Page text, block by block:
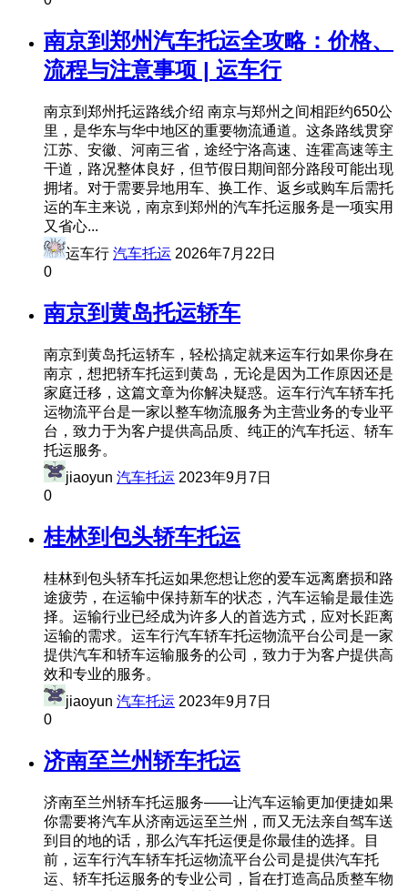
南京到郑州汽车托运全攻略：价格、
流程与注意事项 | 运车行
南京到郑州托运路线介绍 南京与郑州之间相距约650公
里，是华东与华中地区的重要物流通道。这条路线贯穿
江苏、安徽、河南三省，途经宁洛高速、连霍高速等主
干道，路况整体良好，但节假日期间部分路段可能出现
拥堵。对于需要异地用车、换工作、返乡或购车后需托
运的车主来说，南京到郑州的汽车托运服务是一项实用
又省心...
运车行 汽车托运 2026年7月22日
0
南京到黄岛托运轿车
南京到黄岛托运轿车，轻松搞定就来运车行如果你身在
南京，想把轿车托运到黄岛，无论是因为工作原因还是
家庭迁移，这篇文章为你解决疑惑。运车行汽车轿车托
运物流平台是一家以整车物流服务为主营业务的专业平
台，致力于为客户提供高品质、纯正的汽车托运、轿车
托运服务。
jiaoyun 汽车托运 2023年9月7日
0
桂林到包头轿车托运
桂林到包头轿车托运如果您想让您的爱车远离磨损和路
途疲劳，在运输中保持新车的状态，汽车运输是最佳选
择。运输行业已经成为许多人的首选方式，应对长距离
运输的需求。运车行汽车轿车托运物流平台公司是一家
提供汽车和轿车运输服务的公司，致力于为客户提供高
效和专业的服务。
jiaoyun 汽车托运 2023年9月7日
0
济南至兰州轿车托运
济南至兰州轿车托运服务——让汽车运输更加便捷如果
你需要将汽车从济南远运至兰州，而又无法亲自驾车送
到目的地的话，那么汽车托运便是你最佳的选择。目
前，运车行汽车轿车托运物流平台公司是提供汽车托
运、轿车托运服务的专业公司，旨在打造高品质整车物